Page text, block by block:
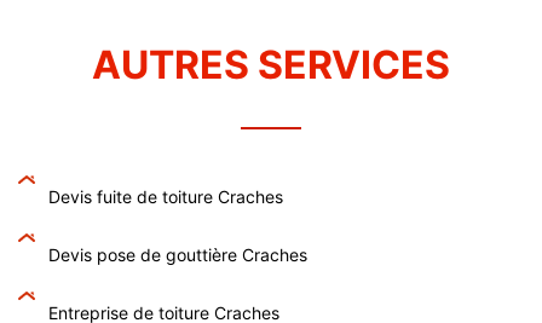
AUTRES SERVICES
Devis fuite de toiture Craches
Devis pose de gouttière Craches
Entreprise de toiture Craches